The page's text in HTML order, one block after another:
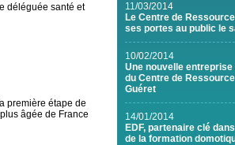
déléguée santé et
première étape de
âgée de France
11/03/2014
Le Centre de
ses portes au public le
10/02/2014
Une nouvelle
du Centre de
Guéret
14/01/2014
EDF, partenaire clé
de la formation